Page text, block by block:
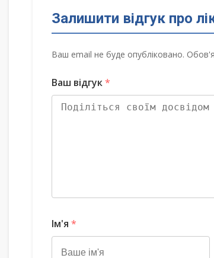
Залишити відгук про
Ваш email не буде опубліковано.
Ваш відгук*
Ім'я *